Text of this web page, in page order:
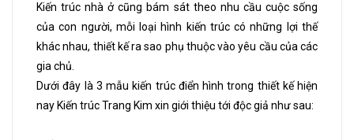
Kiến trúc nhà ở cũng bám sát theo nhu cầu cuộc sống
của con người, mỗi loại hình kiến trúc có những lợi thế
khác nhau, thiết kế ra sao phụ thuộc vào yêu cầu của các
gia chủ.
Dưới đây là 3 mẫu kiến trúc điển hình trong thiết kế hiện
nay Kiến trúc Trang Kim xin giới thiệu tới độc giả như sau: